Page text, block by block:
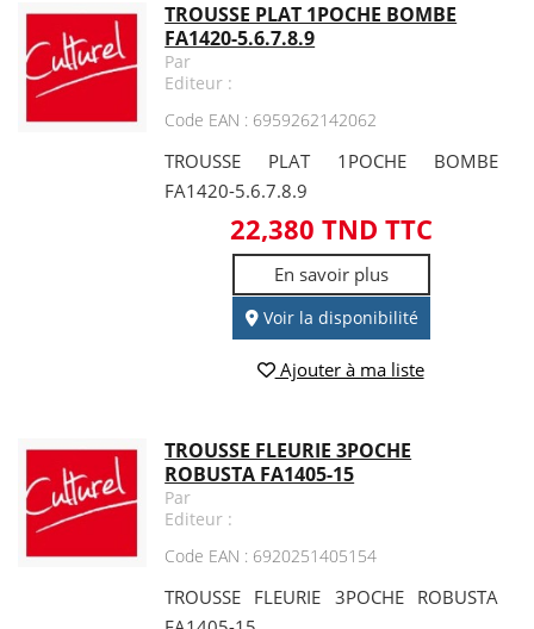
TROUSSE PLAT 1POCHE BOMBE
FA1420-5.6.7.8.9
Par
Editeur :
Code EAN : 6959262142062
TROUSSE PLAT 1POCHE BOMBE
FA1420-5.6.7.8.9
22,380 TND TTC
En savoir plus
Voir la disponibilité
Ajouter à ma liste
TROUSSE FLEURIE 3POCHE
ROBUSTA FA1405-15
Par
Editeur :
Code EAN : 6920251405154
TROUSSE FLEURIE 3POCHE ROBUSTA